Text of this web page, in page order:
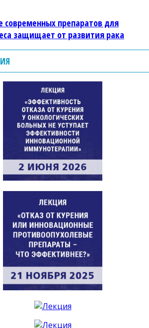
современных препаратов для
защищает от развития рака